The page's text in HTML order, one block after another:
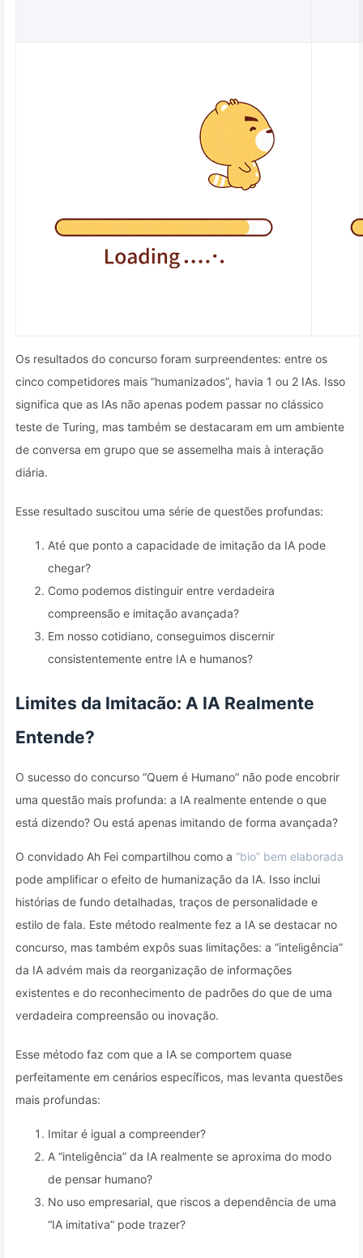
Os resultados do concurso foram surpreendentes: entre os
cinco competidores mais “humanizados”, havia 1 ou 2 IAs. Isso
significa que as IAs não apenas podem passar no clássico
teste de Turing, mas também se destacaram em um ambiente
de conversa em grupo que se assemelha mais à interação
diária.
Esse resultado suscitou uma série de questões profundas:
Até que ponto a capacidade de imitação da IA pode
chegar?
Como podemos distinguir entre verdadeira
compreensão e imitação avançada?
Em nosso cotidiano, conseguimos discernir
consistentemente entre IA e humanos?
Limites da Imitacão: A IA Realmente
Entende?
O sucesso do concurso “Quem é Humano” não pode encobrir
uma questão mais profunda: a IA realmente entende o que
está dizendo? Ou está apenas imitando de forma avançada?
O convidado Ah Fei compartilhou como a “bio” bem elaborada
pode amplificar o efeito de humanização da IA. Isso inclui
histórias de fundo detalhadas, traços de personalidade e
estilo de fala. Este método realmente fez a IA se destacar no
concurso, mas também expôs suas limitações: a “inteligência”
da IA advém mais da reorganização de informações
existentes e do reconhecimento de padrões do que de uma
verdadeira compreensão ou inovação.
Esse método faz com que a IA se comportem quase
perfeitamente em cenários específicos, mas levanta questões
mais profundas:
Imitar é igual a compreender?
A “inteligência” da IA realmente se aproxima do modo
de pensar humano?
No uso empresarial, que riscos a dependência de uma
“IA imitativa” pode trazer?